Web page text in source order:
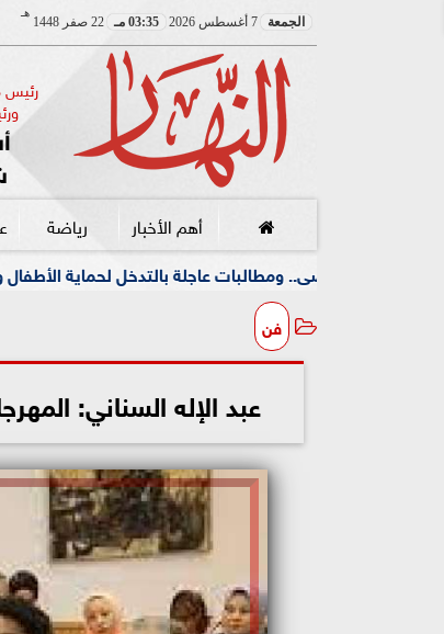
الجمعة 7 أغسطس 2026 03:35 مـ 22 صفر 1448
هـ
رئيس
أهم الأخبار رياضة
عاجلة بالتدخل لحماية الأطفال ومرضى الأورام
فن
عبد الإله السناني: